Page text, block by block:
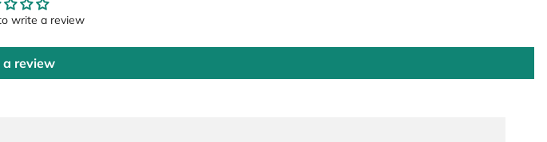
write a review
review